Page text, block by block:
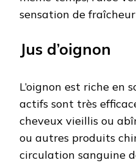
sensation de
Jus d’oignon
L’oignon est riche en
actifs sont très
cheveux vieillis ou
ou autres produits
circulation sanguine